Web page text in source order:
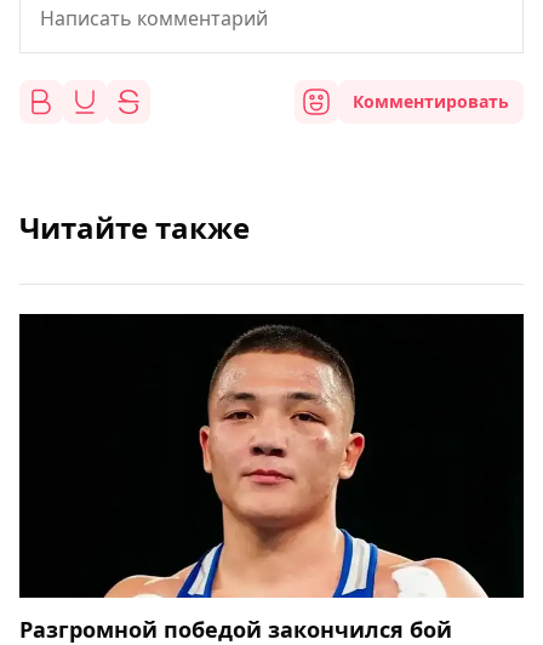
Комментировать
Читайте также
Разгромной победой закончился бой